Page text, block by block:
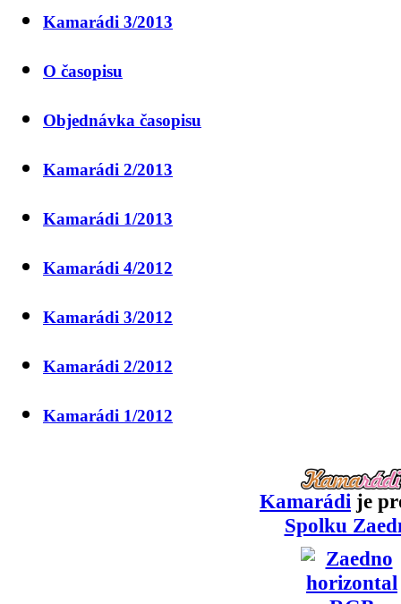
Kamarádi 3/2013
O časopisu
Objednávka časopisu
Kamarádi 2/2013
Kamarádi 1/2013
Kamarádi 4/2012
Kamarádi 3/2012
Kamarádi 2/2012
Kamarádi 1/2012
Kamarádi je
Spolku